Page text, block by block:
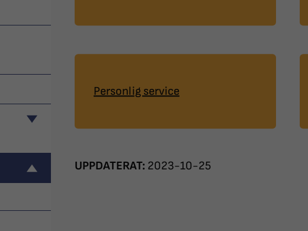
Personlig service
UPPDATERAT: 2023-10-25